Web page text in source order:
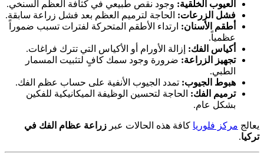
العيوب الخلقية: وجود نقص طبيعي في كثافة العظم السنخي.
فشل الزرعات: الحاجة لترميم العظم بعد فشل زراعة سابقة.
أطقم الأسنان: ارتداء الأطقم المتحركة لفترات تسبب ضموراً
عظمياً.
أكياس الفك: إزالة الأورام أو الأكياس التي تترك فراغات.
تجهيز الزراعة: ضرورة وجود سمك كافٍ لتثبيت المسمار
الطبي.
هبوط الجيوب: تمدد الجيوب الأنفية على حساب عظم الفك.
ترميم الفك: الحاجة لتحسين الوظيفة الميكانيكية للفكين
بشكل عام.
يعالج مركز فلوريا كافة هذه الحالات عبر زراعة عظام الفك في
تركيا.